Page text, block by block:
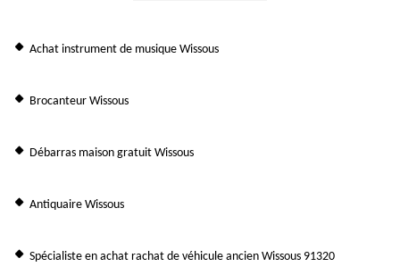
Achat instrument de musique Wissous
Brocanteur Wissous
Débarras maison gratuit Wissous
Antiquaire Wissous
Spécialiste en achat rachat de véhicule ancien Wissous 91320